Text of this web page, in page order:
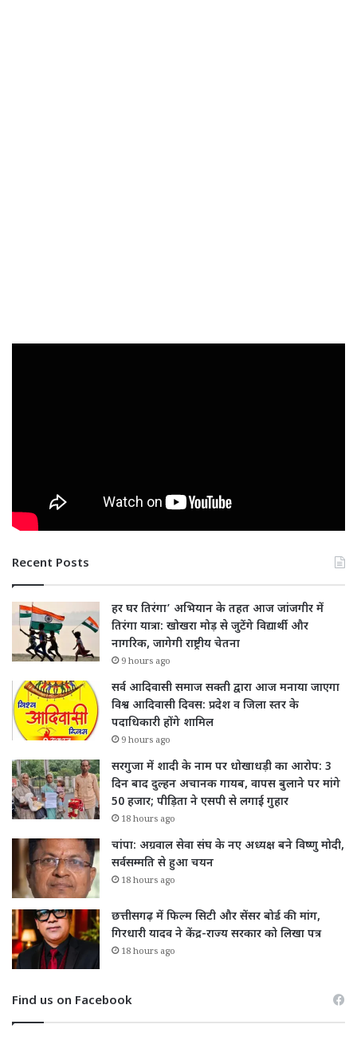
Recent Posts
हर घर तिरंगा’ अभियान के तहत आज जांजगीर में
तिरंगा यात्रा: खोखरा मोड़ से जुटेंगे विद्यार्थी और
नागरिक, जागेगी राष्ट्रीय चेतना
9 hours ago
सर्व आदिवासी समाज सक्ती द्वारा आज मनाया जाएगा
विश्व आदिवासी दिवस: प्रदेश व जिला स्तर के
पदाधिकारी होंगे शामिल
9 hours ago
सरगुजा में शादी के नाम पर धोखाधड़ी का आरोप: 3
दिन बाद दुल्हन अचानक गायब, वापस बुलाने पर मांगे
50 हजार; पीड़िता ने एसपी से लगाई गुहार
18 hours ago
चांपा: अग्रवाल सेवा संघ के नए अध्यक्ष बने विष्णु मोदी,
सर्वसम्मति से हुआ चयन
18 hours ago
छत्तीसगढ़ में फिल्म सिटी और सेंसर बोर्ड की मांग,
गिरधारी यादव ने केंद्र-राज्य सरकार को लिखा पत्र
18 hours ago
Find us on Facebook